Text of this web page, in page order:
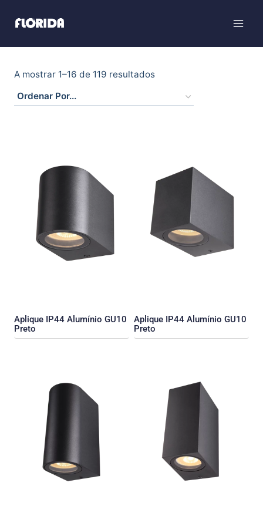
A mostrar 1–16 de 119 resultados
Aplique IP44 Alumínio GU10
Preto
Aplique IP44 Alumínio GU10
Preto